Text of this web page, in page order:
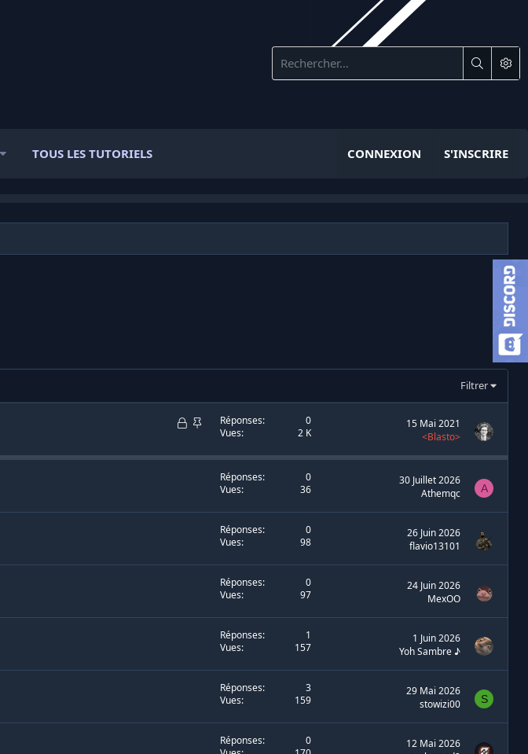
TOUS LES TUTORIELS CONNEXION S'INSCRIRE
Filtrer
D
s
n
r
u
D
s
n
i
l
Réponses
0
Vues
2 K
15 Mai 2021
<Blasto>
Réponses
0
Vues
36
30 Juillet 2026
Athemqc
A
Réponses
0
Vues
98
26 Juin 2026
flavio13101
Réponses
0
Vues
97
24 Juin 2026
MexOO
Réponses
1
Vues
157
1 Juin 2026
Yoh Sambre ♪
Réponses
3
Vues
159
29 Mai 2026
stowizi00
S
Réponses
0
12 Mai 2026